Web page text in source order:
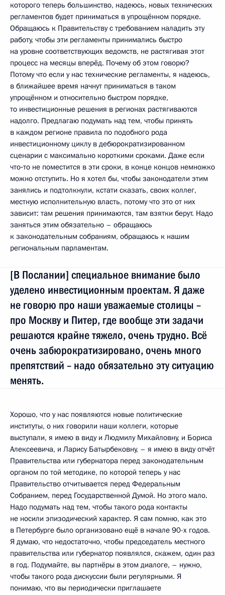
которого теперь большинство, надеюсь, новых технических
регламентов будет приниматься в упрощённом порядке.
Обращаюсь к Правительству с требованием наладить эту
работу, чтобы эти регламенты принимались быстро
на уровне соответствующих ведомств, не растягивая этот
процесс на месяцы вперёд. Почему об этом говорю?
Потому что если у нас технические регламенты, я надеюсь,
в ближайшее время начнут приниматься в таком
упрощённом и относительно быстром порядке,
то инвестиционные решения в регионах растягиваются
надолго. Предлагаю подумать над тем, чтобы принять
в каждом регионе правила по подобного рода
инвестиционному циклу в дебюрократизированном
сценарии с максимально короткими сроками. Даже если
что‑то не поместится в эти сроки, в конце концов немножко
можно отступить. Но я хотел бы, чтобы законодатели этим
занялись и подтолкнули, кстати сказать, своих коллег,
местную исполнительную власть, потому что это от них
зависит: там решения принимаются, там взятки берут. Надо
заняться этим обязательно – обращаюсь
к законодательным собраниям, обращаюсь к нашим
региональным парламентам.
[В Послании] специальное внимание было
уделено инвестиционным проектам. Я даже
не говорю про наши уважаемые столицы –
про Москву и Питер, где вообще эти задачи
решаются крайне тяжело, очень трудно. Всё
очень забюрократизировано, очень много
препятствий – надо обязательно эту ситуацию
менять.
Хорошо, что у нас появляются новые политические
институты, о них говорили наши коллеги, которые
выступали, я имею в виду и Людмилу Михайловну, и Бориса
Алексеевича, и Ларису Батырбековну, – я имею в виду отчёт
Правительства или губернатора перед законодательным
органом по той методике, по которой теперь у нас
Правительство отчитывается перед Федеральным
Собранием, перед Государственной Думой. Но этого мало.
Надо подумать над тем, чтобы такого рода контакты
не носили эпизодический характер. Я сам помню, как это
в Петербурге было организовано ещё в начале 90-х годов.
Я думаю, что недостаточно, чтобы председатель местного
правительства или губернатор появлялся, скажем, один раз
в год. Подумайте, вы партнёры в этом диалоге, – нужно,
чтобы такого рода дискуссии были регулярными. Я
понимаю, что вы периодически приглашаете